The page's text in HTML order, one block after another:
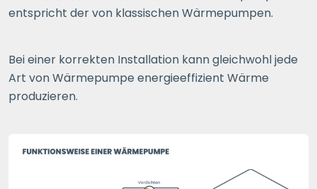
entspricht der von klassischen Wärmepumpen.
Bei einer korrekten Installation kann gleichwohl jede
Art von Wärmepumpe energieeffizient Wärme
produzieren.